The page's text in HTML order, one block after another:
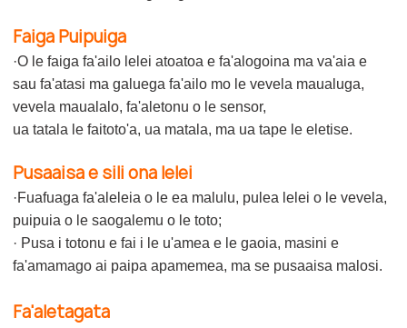
Faiga Puipuiga
·O le faiga fa'ailo lelei atoatoa e fa'alogoina ma va'aia e
sau fa'atasi ma galuega fa'ailo mo le vevela maualuga,
vevela maualalo, fa'aletonu o le sensor,
ua tatala le faitoto'a, ua matala, ma ua tape le eletise.
Pusaaisa e sili ona lelei
·Fuafuaga fa'aleleia o le ea malulu, pulea lelei o le vevela,
puipuia o le saogalemu o le toto;
· Pusa i totonu e fai i le u'amea e le gaoia, masini e
fa'amamago ai paipa apamemea, ma se pusaaisa malosi.
Fa'aletagata